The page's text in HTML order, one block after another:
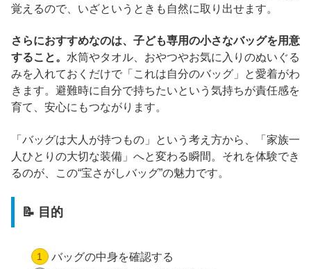
覚えるので、いざというときも自然に取り出せます。
さらにおすすめなのは、子ども専用の小さなバッグを用意
すること。 水筒やタオル、おやつやお気に入りのぬいぐる
みを入れておくだけで「これは自分のバッグ」と愛着がわ
きます。避難時に自分で持ちたいという気持ちが責任感を
育て、安心にもつながります。
「バッグは大人が持つもの」という考え方から、「家族一
人ひとりの大切な装備」へと変わる瞬間。それを体験でき
るのが、この“宝さがしバッグ”の魅力です。
📝 目的
バッグの中身を確認する